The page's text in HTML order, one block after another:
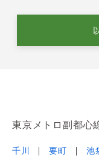
東京メトロ副都心
千川 要町 池